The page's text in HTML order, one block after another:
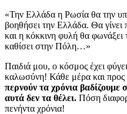
«Την Ελλάδα η Ρωσία θα την
βοηθήσει την Ελλάδα. Θα
και η κόκκινη φυλή θα φωνάξει
καθίσει στην Πόλη…»
Παιδιά μου, ο κόσμος έχει
καλωσύνη! Κάθε μέρα και προς
περνούν τα χρόνια
αυτά δεν τα θέλει. Πόση
πενήντα χρόνια!